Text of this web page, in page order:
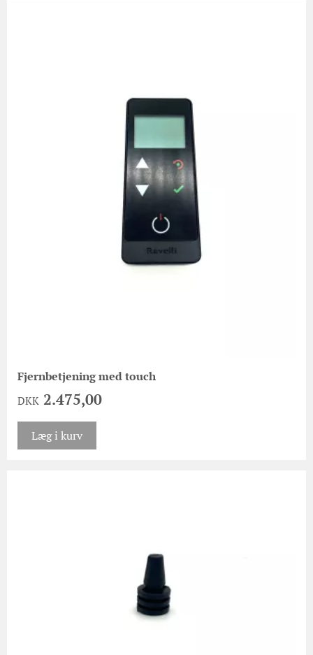
Fjernbetjening med touch
DKK 2.475,00
Læg i kurv